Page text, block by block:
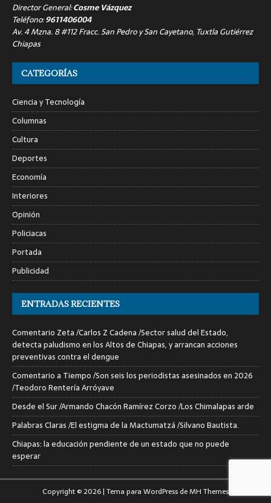
Director General:Cosme Vázquez
Teléfono:9611406004
Av. 4 Mzna. 8 #112 Fracc. San Pedro y San Cayetano, Tuxtla Gutiérrez
Chiapas
CATEGORÍAS
Ciencia y Tecnología
Columnas
Cultura
Deportes
Economía
Interiores
Opinión
Policiacas
Portada
Publicidad
ENTRADAS RECIENTES
Comentario Zeta /Carlos Z Cadena /Sector salud del Estado,
detecta paludismo en los Altos de Chiapas, y arrancan acciones
preventivas contra el dengue
Comentario a Tiempo /Son seis los periodistas asesinados en 2026
/Teodoro Rentería Arróyave
Desde el Sur /Armando Chacón Ramírez Corzo /Los Chimalapas arde
Palabras Claras /El estigma de la Mactumatzá /Silvano Bautista.
Chiapas: la educación pendiente de un estado que no puede
esperar
Copyright © 2026 | Tema para WordPress deMH Themes